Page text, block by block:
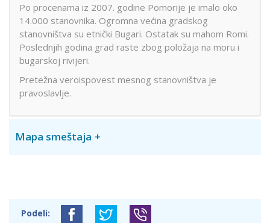
Po procenama iz 2007. godine Pomorije je imalo oko
14.000 stanovnika. Ogromna većina gradskog
stanovništva su etnički Bugari. Ostatak su mahom Romi.
Poslednjih godina grad raste zbog položaja na moru i
bugarskoj rivijeri.
Pretežna veroispovest mesnog stanovništva je
pravoslavlje.
Mapa smeštaja
Podeli: